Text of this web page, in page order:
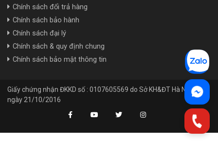
Chính sách đổi trả hàng
Chính sách bảo hành
Chính sách đại lý
Chính sách & quy định chung
Chính sách bảo mật thông tin
Giấy chứng nhận ĐKKD số : 0107605569 do Sở KH&ĐT Hà Nội cấp
ngày 21/10/2016